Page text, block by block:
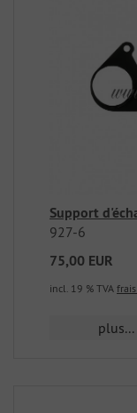
Support
927-6
75,00 EUR
incl. 19 % TVA
plus...